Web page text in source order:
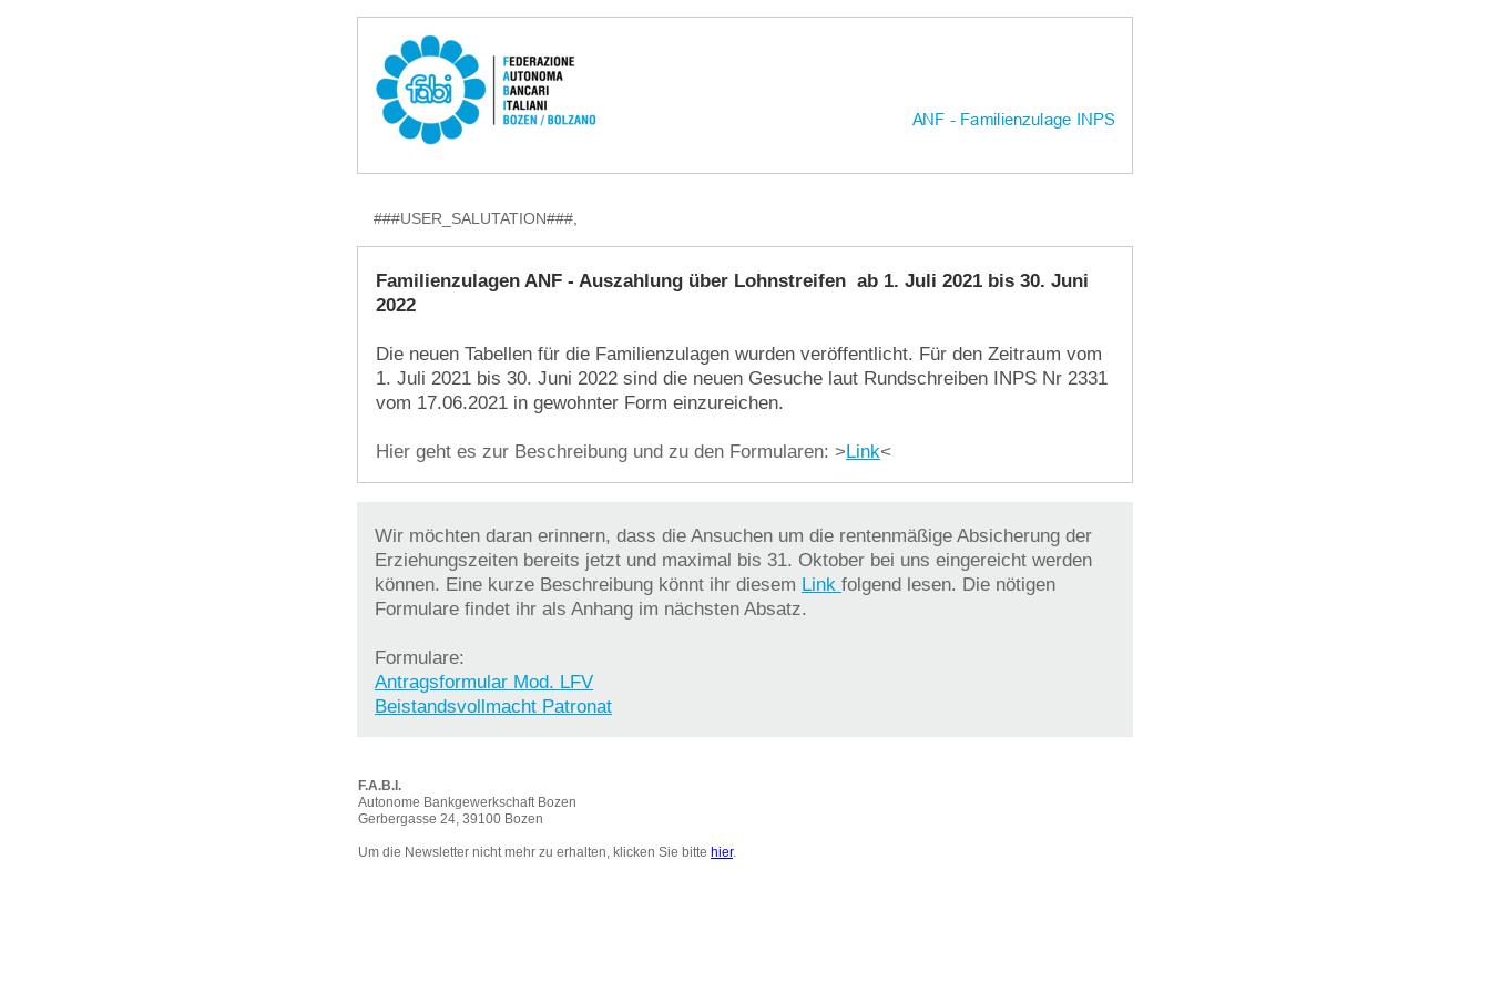
###USER_SALUTATION###,
Familienzulagen ANF - Auszahlung über Lohnstreifen ab 1. Juli 2021 bis 30. Juni
2022
Die neuen Tabellen für die Familienzulagen wurden veröffentlicht. Für den Zeitraum vom
1. Juli 2021 bis 30. Juni 2022 sind die neuen Gesuche laut Rundschreiben INPS Nr 2331
vom 17.06.2021 in gewohnter Form einzureichen.
Hier geht es zur Beschreibung und zu den Formularen: >Link<
Wir möchten daran erinnern, dass die Ansuchen um die rentenmäßige Absicherung der
Erziehungszeiten bereits jetzt und maximal bis 31. Oktober bei uns eingereicht werden
können. Eine kurze Beschreibung könnt ihr diesem Link folgend lesen. Die nötigen
Formulare findet ihr als Anhang im nächsten Absatz.
Formulare:
Antragsformular Mod. LFV
Beistandsvollmacht Patronat
F.A.B.I.
Autonome Bankgewerkschaft Bozen
Gerbergasse 24, 39100 Bozen
Um die Newsletter nicht mehr zu erhalten, klicken Sie bitte hier.